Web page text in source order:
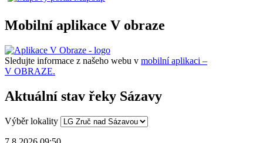
Mobilní aplikace V obraze
Sledujte informace z našeho webu v mobilní aplikaci –
V OBRAZE.
Aktuální stav řeky Sázavy
Výběr lokality